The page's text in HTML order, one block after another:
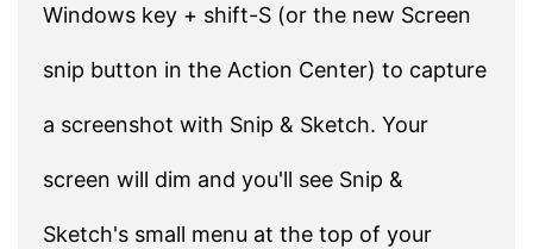
Windows key + shift-S (or the new Screen
snip button in the Action Center) to capture
a screenshot with Snip & Sketch. Your
screen will dim and you'll see Snip &
Sketch's small menu at the top of your